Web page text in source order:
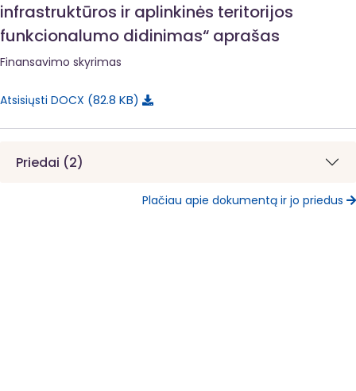
infrastruktūros ir aplinkinės teritorijos
funkcionalumo didinimas“ aprašas
Finansavimo skyrimas
Atsisiųsti DOCX 82.8 KB
Priedai (2)
Plačiau apie dokumentą ir jo priedus